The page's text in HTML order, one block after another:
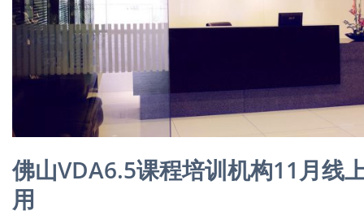
佛山VDA6.5课程培训机构11月线
用